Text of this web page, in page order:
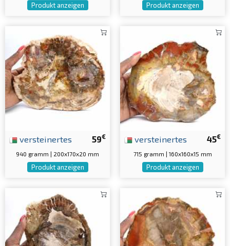
Produkt anzeigen Produkt anzeigen
59€
versteinertes
940 gramm | 200x170x20 mm
Produkt anzeigen
45€
versteinertes
715 gramm | 160x160x15 mm
Produkt anzeigen